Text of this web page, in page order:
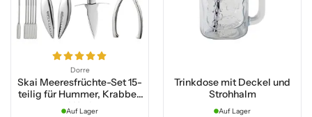
Dorre
Skai Meeresfrüchte-Set 15-
teilig für Hummer, Krabben
und Krebse
Auf Lager
Trinkdose mit Deckel und
Strohhalm
Auf Lager